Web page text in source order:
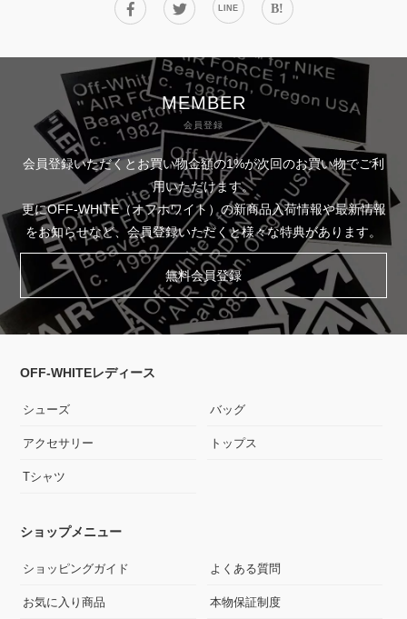
LINE B!
MEMBER
会員登録
会員登録いただくとお買い物金額の1%が次回のお買い物でご利
用いただけます。
更にOFF-WHITE（オフホワイト）の新商品入荷情報や最新情報
をお知らせなど、会員登録いただくと様々な特典があります。
無料会員登録
OFF-WHITEレディース
シューズ バッグ
アクセサリー トップス
Tシャツ
ショップメニュー
ショッピングガイド よくある質問
お気に入り商品 本物保証制度